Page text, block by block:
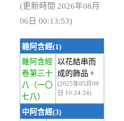
(更新時間 2026年08月
06日 00:13:53)
雜阿含經(1)
雜阿含經
卷第三十
八
（一〇
七八）
以花結串而
成的飾品。
(2025年05月09
日 10:24:24)
中阿含經(3)